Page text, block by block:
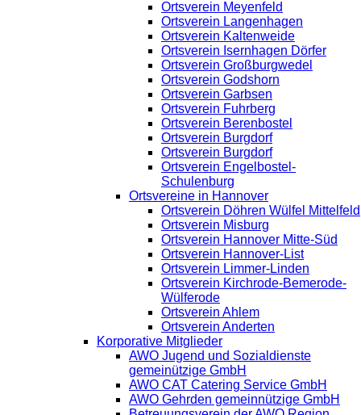
Ortsverein Meyenfeld
Ortsverein Langenhagen
Ortsverein Kaltenweide
Ortsverein Isernhagen Dörfer
Ortsverein Großburgwedel
Ortsverein Godshorn
Ortsverein Garbsen
Ortsverein Fuhrberg
Ortsverein Berenbostel
Ortsverein Burgdorf
Ortsverein Burgdorf
Ortsverein Engelbostel-
Schulenburg
Ortsvereine in Hannover
Ortsverein Döhren Wülfel Mittelfeld
Ortsverein Misburg
Ortsverein Hannover Mitte-Süd
Ortsverein Hannover-List
Ortsverein Limmer-Linden
Ortsverein Kirchrode-Bemerode-
Wülferode
Ortsverein Ahlem
Ortsverein Anderten
Korporative Mitglieder
AWO Jugend und Sozialdienste
gemeinützige GmbH
AWO CAT Catering Service GmbH
AWO Gehrden gemeinnützige GmbH